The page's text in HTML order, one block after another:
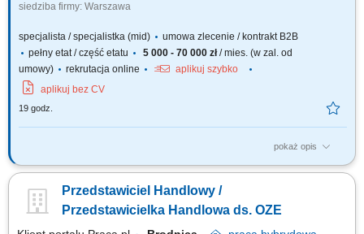
siedziba firmy: Warszawa
specjalista / specjalistka (mid)
umowa zlecenie / kontrakt B2B
pełny etat / część etatu
5 000 - 70 000 zł/ mies. (w zal. od
umowy)
rekrutacja online
aplikuj szybko
aplikuj bez CV
19 godz.
pokaż opis
Co będziesz robić? Doradzać firmom – pomagasz klientowi
dopasowane do ich potrzeb i profilu zużycia; Budować relacje –
pracujesz z klientami przez wiele lat, nie tylko na „jedną transakcję”
Przedstawiciel Handlowy /
Przedstawicielka Handlowa ds. OZE